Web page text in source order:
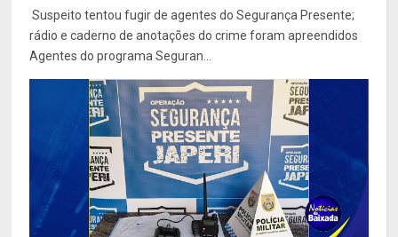
Suspeito tentou fugir de agentes do Segurança Presente;
rádio e caderno de anotações do crime foram apreendidos
Agentes do programa Seguran...